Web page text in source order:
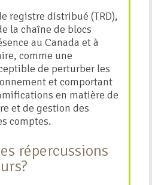
registre distribué (TRD),
la chaîne de blocs
au Canada et à
comme une
de perturber les
et comportant
en matière de
et de gestion des
comptes.
répercussions